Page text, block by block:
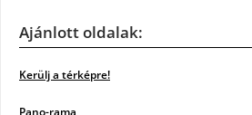
Ajánlott oldalak:
Kerülj a térképre!
Pano-rama